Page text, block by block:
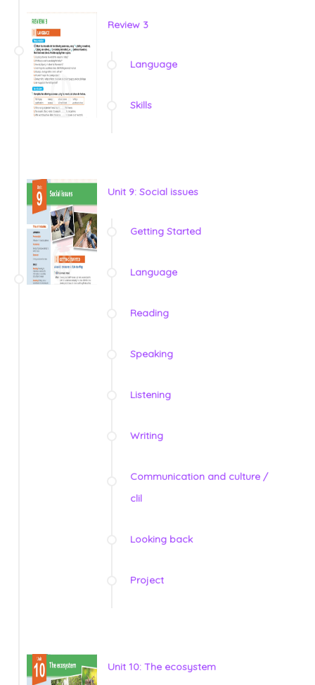
Review 3
Language
Skills
Unit 9: Social issues
Getting Started
Language
Reading
Speaking
Listening
Writing
Communication and culture /
clil
Looking back
Project
Unit 10: The ecosystem